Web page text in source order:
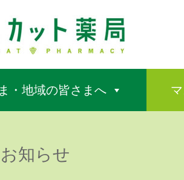
・地域の皆さまへ
お知らせ